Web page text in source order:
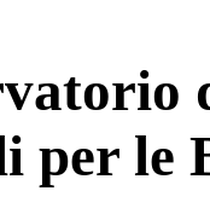
per le